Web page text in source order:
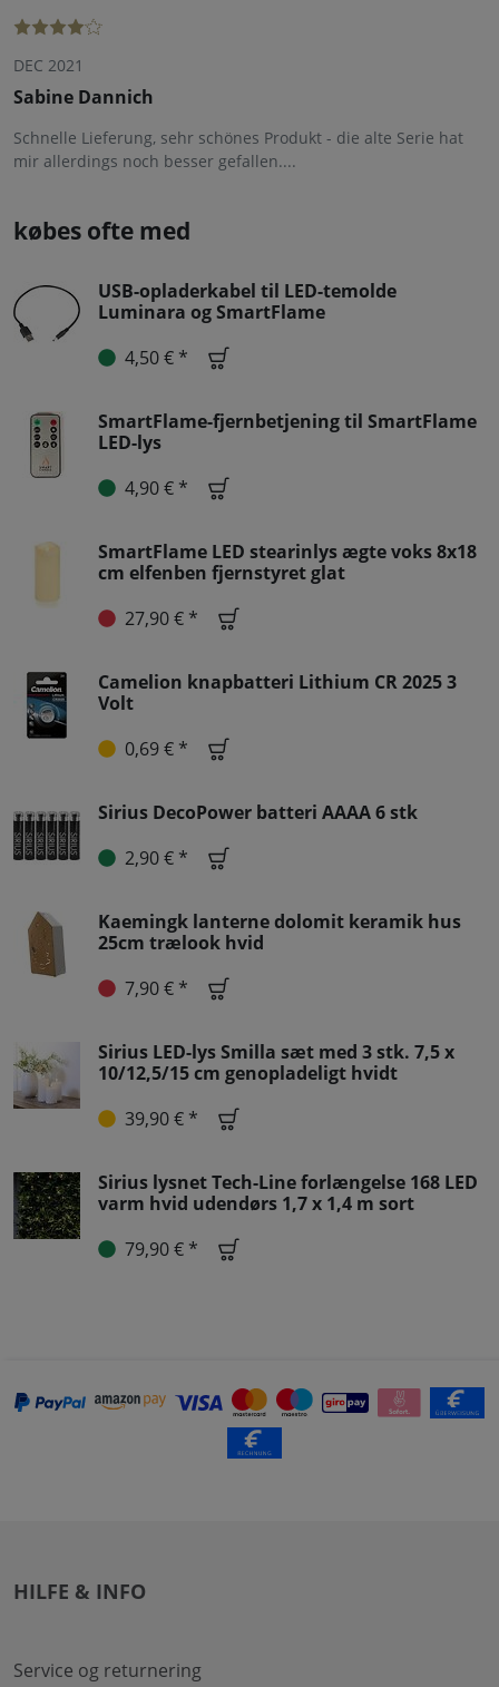
DEC 2021
Sabine Dannich
Schnelle Lieferung, sehr schönes Produkt - die alte Serie hat
mir allerdings noch besser gefallen....
købes ofte med
USB-opladerkabel til LED-temolde
Luminara og SmartFlame
4,50 € *
SmartFlame-fjernbetjening til SmartFlame
LED-lys
4,90 € *
SmartFlame LED stearinlys ægte voks 8x18
cm elfenben fjernstyret glat
27,90 € *
Camelion knapbatteri Lithium CR 2025 3
Volt
0,69 € *
Sirius DecoPower batteri AAAA 6 stk
2,90 € *
Kaemingk lanterne dolomit keramik hus
25cm trælook hvid
7,90 € *
Sirius LED-lys Smilla sæt med 3 stk. 7,5 x
10/12,5/15 cm genopladeligt hvidt
39,90 € *
Sirius lysnet Tech-Line forlængelse 168 LED
varm hvid udendørs 1,7 x 1,4 m sort
79,90 € *
HILFE & INFO
Service og returnering